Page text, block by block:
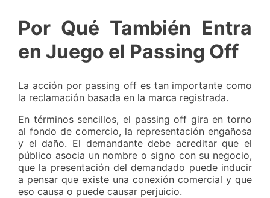
Por Qué También Entra
en Juego el Passing Off
La acción por passing off es tan importante como
la reclamación basada en la marca registrada.
En términos sencillos, el passing off gira en torno
al fondo de comercio, la representación engañosa
y el daño. El demandante debe acreditar que el
público asocia un nombre o signo con su negocio,
que la presentación del demandado puede inducir
a pensar que existe una conexión comercial y que
eso causa o puede causar perjuicio.